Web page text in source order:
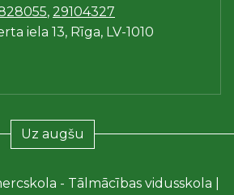
, 29104327
iela 13, Rīga, LV-1010
Uz augšu
- Tālmācības vidusskola |